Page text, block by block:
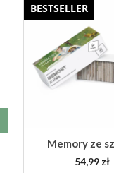
BESTSELLER
Memory ze
54,99 zł